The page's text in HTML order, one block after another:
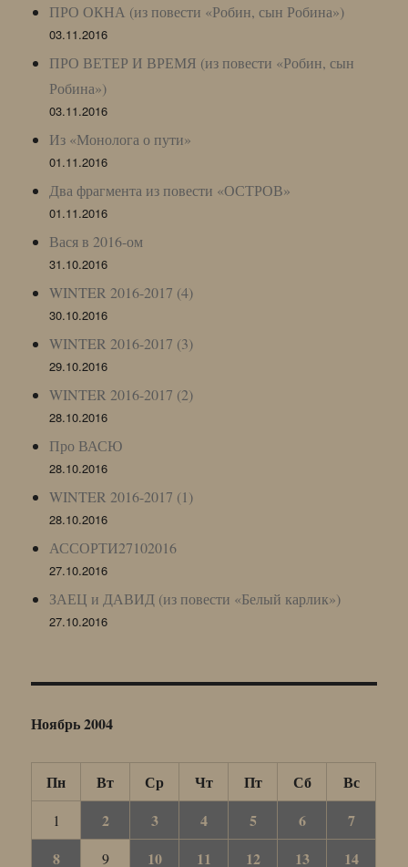
ПРО ОКНА (из повести «Робин, сын Робина»)
03.11.2016
ПРО ВЕТЕР И ВРЕМЯ (из повести «Робин, сын
Робина»)
03.11.2016
Из «Монолога о пути»
01.11.2016
Два фрагмента из повести «ОСТРОВ»
01.11.2016
Вася в 2016-ом
31.10.2016
WINTER 2016-2017 (4)
30.10.2016
WINTER 2016-2017 (3)
29.10.2016
WINTER 2016-2017 (2)
28.10.2016
Про ВАСЮ
28.10.2016
WINTER 2016-2017 (1)
28.10.2016
АССОРТИ27102016
27.10.2016
ЗАЕЦ и ДАВИД (из повести «Белый карлик»)
27.10.2016
Ноябрь 2004
Пн Вт Ср Чт Пт Сб Вс
1 2 3 4 5 6
7
8
9 10 11 12 13 14